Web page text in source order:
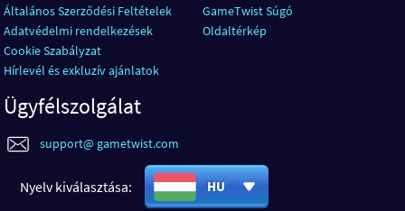
Általános Szerződési Feltételek
Adatvédelmi rendelkezések
Cookie Szabályzat
Hírlevél és exkluzív ajánlatok
GameTwist Súgó
Oldaltérkép
Ügyfélszolgálat
support@ gametwist.com
Nyelv kiválasztása: HU